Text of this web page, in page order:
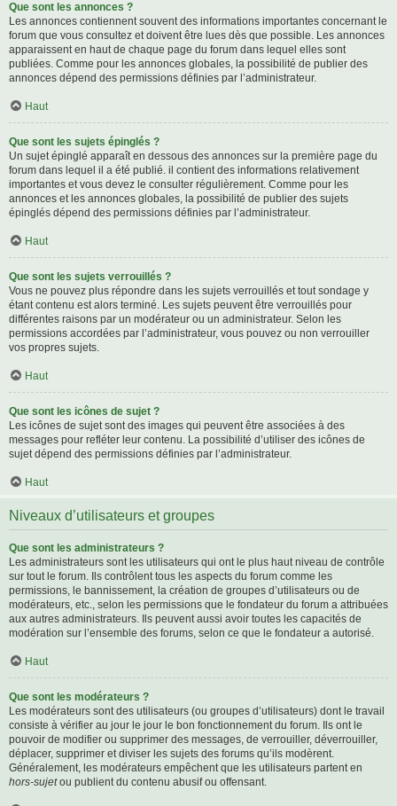
Que sont les annonces ?
Les annonces contiennent souvent des informations importantes concernant le
forum que vous consultez et doivent être lues dès que possible. Les annonces
apparaissent en haut de chaque page du forum dans lequel elles sont
publiées. Comme pour les annonces globales, la possibilité de publier des
annonces dépend des permissions définies par l’administrateur.
Haut
Que sont les sujets épinglés ?
Un sujet épinglé apparaît en dessous des annonces sur la première page du
forum dans lequel il a été publié. il contient des informations relativement
importantes et vous devez le consulter régulièrement. Comme pour les
annonces et les annonces globales, la possibilité de publier des sujets
épinglés dépend des permissions définies par l’administrateur.
Haut
Que sont les sujets verrouillés ?
Vous ne pouvez plus répondre dans les sujets verrouillés et tout sondage y
étant contenu est alors terminé. Les sujets peuvent être verrouillés pour
différentes raisons par un modérateur ou un administrateur. Selon les
permissions accordées par l’administrateur, vous pouvez ou non verrouiller
vos propres sujets.
Haut
Que sont les icônes de sujet ?
Les icônes de sujet sont des images qui peuvent être associées à des
messages pour refléter leur contenu. La possibilité d’utiliser des icônes de
sujet dépend des permissions définies par l’administrateur.
Haut
Niveaux d’utilisateurs et groupes
Que sont les administrateurs ?
Les administrateurs sont les utilisateurs qui ont le plus haut niveau de contrôle
sur tout le forum. Ils contrôlent tous les aspects du forum comme les
permissions, le bannissement, la création de groupes d’utilisateurs ou de
modérateurs, etc., selon les permissions que le fondateur du forum a attribuées
aux autres administrateurs. Ils peuvent aussi avoir toutes les capacités de
modération sur l’ensemble des forums, selon ce que le fondateur a autorisé.
Haut
Que sont les modérateurs ?
Les modérateurs sont des utilisateurs (ou groupes d’utilisateurs) dont le travail
consiste à vérifier au jour le jour le bon fonctionnement du forum. Ils ont le
pouvoir de modifier ou supprimer des messages, de verrouiller, déverrouiller,
déplacer, supprimer et diviser les sujets des forums qu’ils modèrent.
Généralement, les modérateurs empêchent que les utilisateurs partent en
hors-sujetou publient du contenu abusif ou offensant.